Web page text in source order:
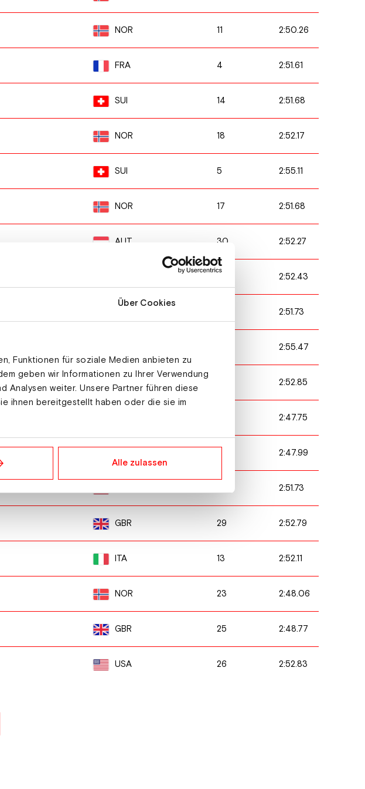
Über Cookies
Funktionen für soziale Medien anbieten zu
geben wir Informationen zu Ihrer Verwendung
Analysen weiter. Unsere Partner führen diese
ihnen bereitgestellt haben oder die sie im
Alle zulassen
NOR 11 2:50.26
FRA 4 2:51.61
SUI 14 2:51.68
NOR 18 2:52.17
SUI 5 2:55.11
NOR 17 2:51.68
AUT 30 2:52.27
2:52.43
2:51.73
2:55.47
ITA 2:52.85
2:47.75
2:47.99
2:51.73
GBR 29 2:52.79
ITA 13 2:52.11
NOR 23 2:48.06
GBR 25 2:48.77
USA 26 2:52.83